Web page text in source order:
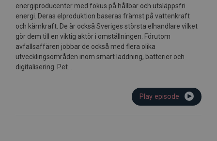
energiproducenter med fokus på hållbar och utsläppsfri
energi. Deras elproduktion baseras främst på vattenkraft
och kärnkraft. De är också Sveriges största elhandlare vilket
gör dem till en viktig aktör i omställningen. Förutom
avfallsaffären jobbar de också med flera olika
utvecklingsområden inom smart laddning, batterier och
digitalisering. Pet...
Play episode